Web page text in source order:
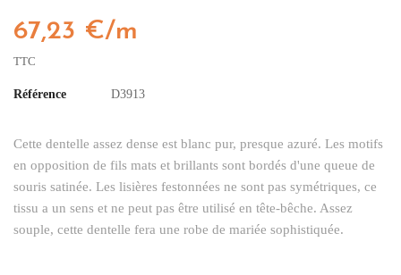
67,23 €/m
TTC
Référence D3913
Cette dentelle assez dense est blanc pur, presque azuré. Les motifs
en opposition de fils mats et brillants sont bordés d'une queue de
souris satinée. Les lisières festonnées ne sont pas symétriques, ce
tissu a un sens et ne peut pas être utilisé en tête-bêche. Assez
souple, cette dentelle fera une robe de mariée sophistiquée.